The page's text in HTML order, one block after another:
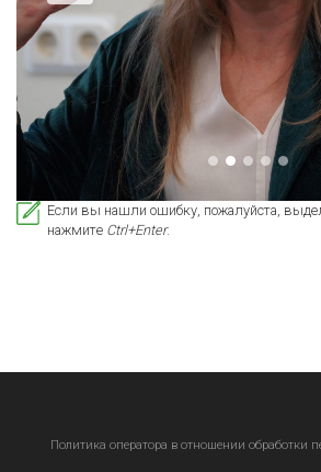
Если вы нашли ошибку, пожалуйста,
нажмите Ctrl+Enter.
Политика оператора в отношении обработки